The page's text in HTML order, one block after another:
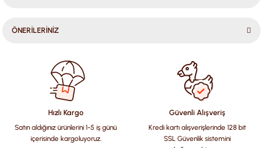
ÖNERİLERİNİZ
konularda yetersiz gördüğünüz noktaları öneri formunu
kullanarak tarafımıza iletebilirsiniz.
Görüş ve önerileriniz için teşekkür ederiz.
Ürün resmi kalitesiz, bozuk veya görüntülenemiyor.
Hızlı Kargo
Satın aldığınız ürünlerini 1-5 iş günü
içerisinde kargoluyoruz.
Güvenli Alışveriş
Kredi kartı alışverişlerinde 128 bit
SSL Güvenlik sistemini